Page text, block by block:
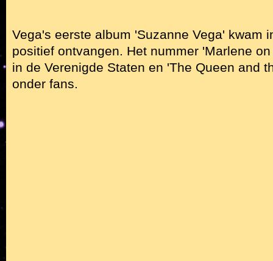
Vega's eerste album 'Suzanne Vega' kwam
positief ontvangen. Het nummer 'Marlene
in de Verenigde Staten en 'The Queen and
onder fans.